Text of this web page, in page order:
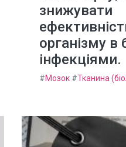
знижувати
організму в
інфекціями.
#Мозок #Тканина